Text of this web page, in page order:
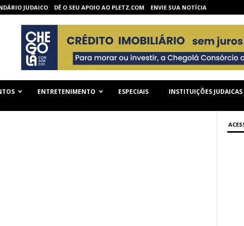
JUDAICO DÊ O SEU APOIO AO PLETZ.COM ENVIE SUA NOTÍCIA
ENTRETENIMENTO ESPECIAIS INSTITUIÇÕES JUDAICAS